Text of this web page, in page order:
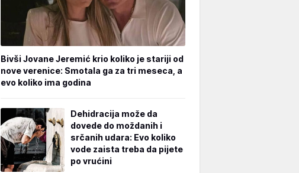
Bivši Jovane Jeremić krio koliko je stariji od
nove verenice: Smotala ga za tri meseca, a
evo koliko ima godina
Dehidracija može da
dovede do moždanih i
srčanih udara: Evo koliko
vode zaista treba da pijete
po vrućini